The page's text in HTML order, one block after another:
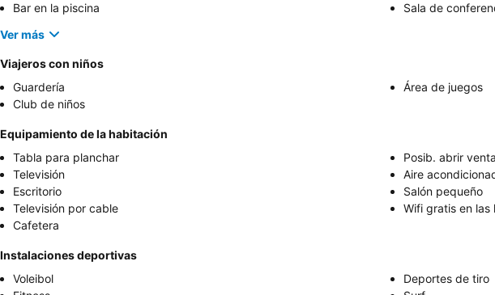
Bar en la piscina
Sala de
Ver más
Viajeros con niños
Guardería
Área de juegos
Club de niños
Equipamiento de la habitación
Tabla para planchar
Posib. abrir
Televisión
Aire
Escritorio
Salón pequeño
Televisión por cable
Wifi gratis en las
Cafetera
Instalaciones deportivas
Voleibol
Deportes de tiro